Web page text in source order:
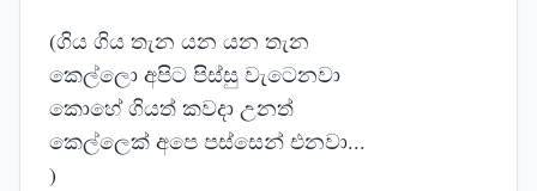
(ගිය ගිය තැන යන යන තැන
කෙල්ලො අපිට පිස්සු වැටෙනවා
කොහේ ගියත් කවදා උනත්
කෙල්ලෙක් අපෙ පස්සෙන් එනවා...
)